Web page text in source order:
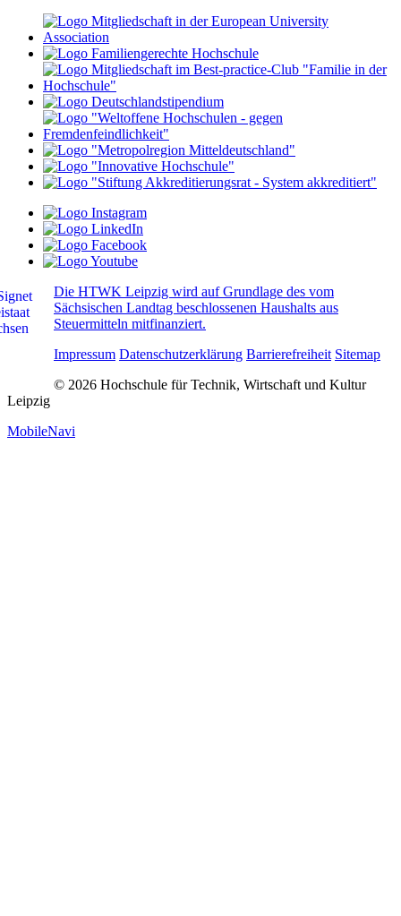
Die HTWK Leipzig wird auf Grundlage des vom
Sächsischen Landtag beschlossenen Haushalts aus
Steuermitteln mitfinanziert.
Impressum Datenschutzerklärung Barrierefreiheit Sitemap
© 2026 Hochschule für Technik, Wirtschaft und Kultur
Leipzig
MobileNavi